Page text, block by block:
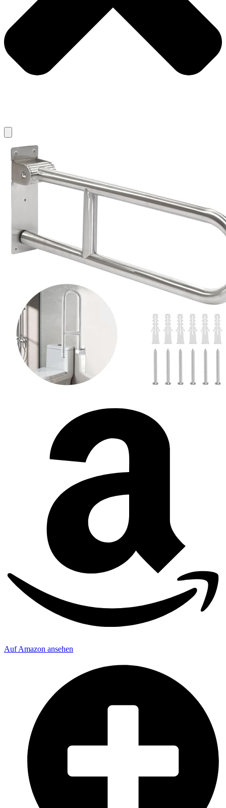
Auf Amazon ansehen